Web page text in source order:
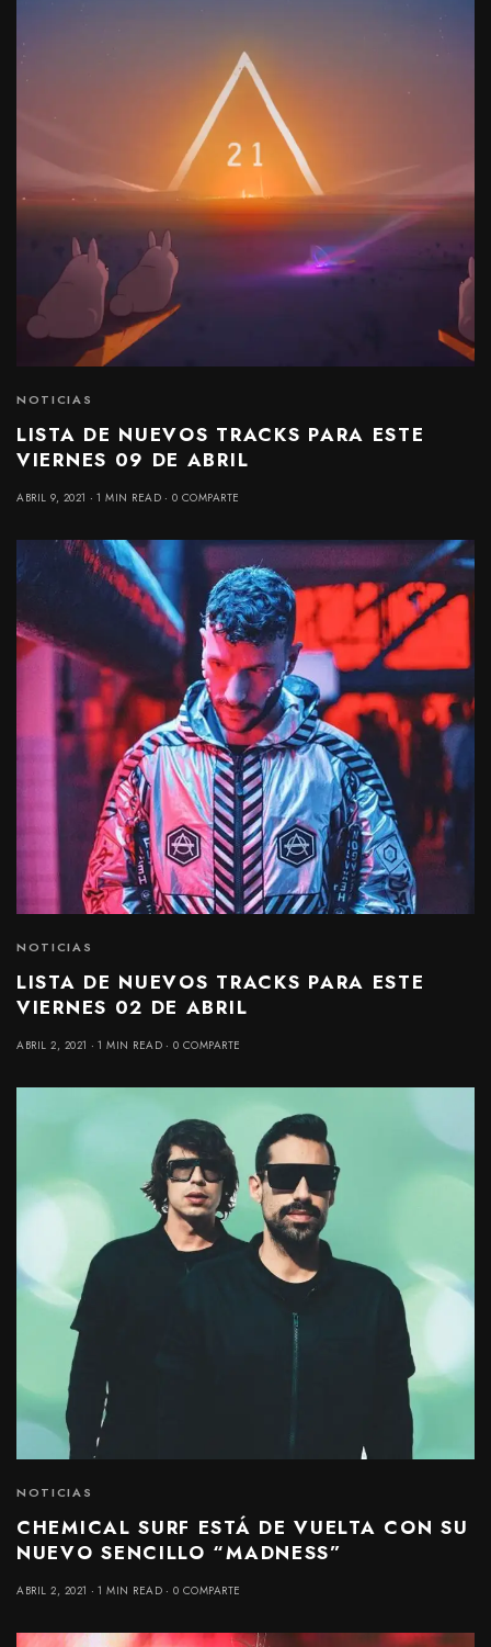
NOTICIAS
LISTA DE NUEVOS TRACKS PARA ESTE
VIERNES 09 DE ABRIL
ABRIL 9, 2021 1 MIN READ 0 COMPARTE
NOTICIAS
LISTA DE NUEVOS TRACKS PARA ESTE
VIERNES 02 DE ABRIL
ABRIL 2, 2021 1 MIN READ 0 COMPARTE
NOTICIAS
CHEMICAL SURF ESTÁ DE VUELTA CON SU
NUEVO SENCILLO “MADNESS”
ABRIL 2, 2021 1 MIN READ 0 COMPARTE